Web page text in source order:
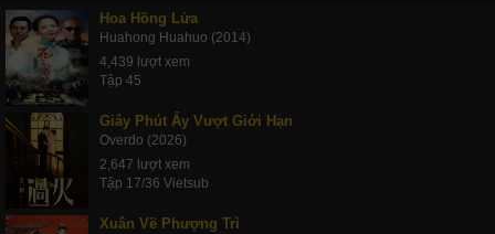
Hoa Hồng Lửa
Huahong Huahuo (2014)
4,439 lượt xem
Tập 45
Giây Phút Ấy Vượt Giới Hạn
Overdo (2026)
2,647 lượt xem
Tập 17/36 Vietsub
Xuân Về Phượng Trì